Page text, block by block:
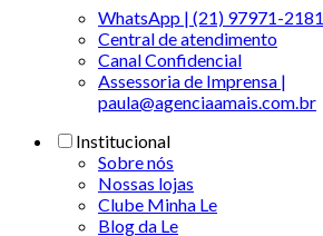
WhatsApp | (21) 97971-2181
Central de atendimento
Canal Confidencial
Assessoria de Imprensa |
paula@agenciaamais.com.br
Institucional
Sobre nós
Nossas lojas
Clube Minha Le
Blog da Le